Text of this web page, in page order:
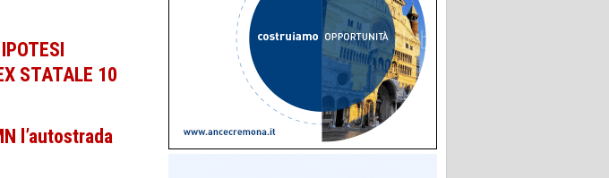
STATALE 10
l’autostrada